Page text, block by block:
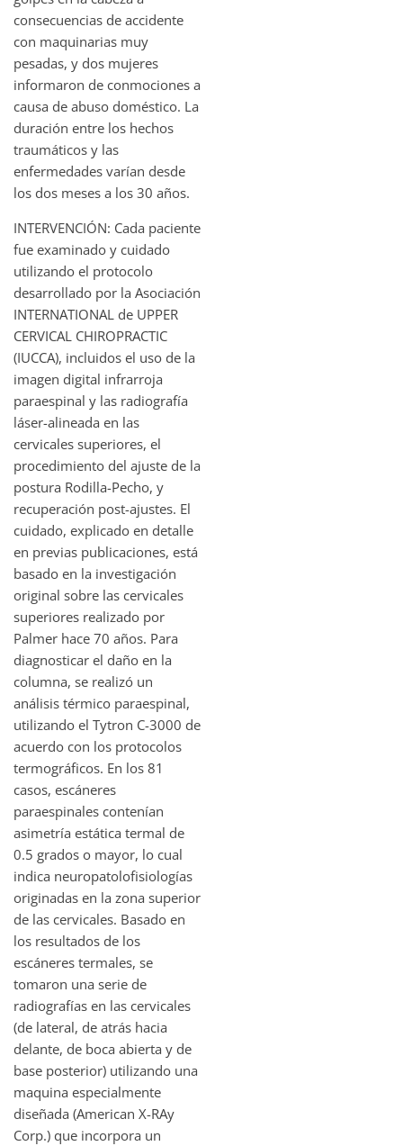
consecuencias de accidente
con maquinarias muy
pesadas, y dos mujeres
informaron de conmociones a
causa de abuso doméstico. La
duración entre los hechos
traumáticos y las
enfermedades varían desde
los dos meses a los 30 años.
INTERVENCIÓN: Cada paciente
fue examinado y cuidado
utilizando el protocolo
desarrollado por la Asociación
INTERNATIONAL de UPPER
CERVICAL CHIROPRACTIC
(IUCCA), incluidos el uso de la
imagen digital infrarroja
paraespinal y las radiografía
láser-alineada en las
cervicales superiores, el
procedimiento del ajuste de la
postura Rodilla-Pecho, y
recuperación post-ajustes. El
cuidado, explicado en detalle
en previas publicaciones, está
basado en la investigación
original sobre las cervicales
superiores realizado por
Palmer hace 70 años. Para
diagnosticar el daño en la
columna, se realizó un
análisis térmico paraespinal,
utilizando el Tytron C-3000 de
acuerdo con los protocolos
termográficos. En los 81
casos, escáneres
paraespinales contenían
asimetría estática termal de
0.5 grados o mayor, lo cual
indica neuropatolofisiologías
originadas en la zona superior
de las cervicales. Basado en
los resultados de los
escáneres termales, se
tomaron una serie de
radiografías en las cervicales
(de lateral, de atrás hacia
delante, de boca abierta y de
base posterior) utilizando una
maquina especialmente
diseñada (American X-RAy
Corp.) que incorpora un